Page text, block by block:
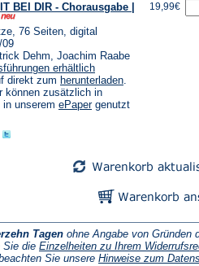
BEI DIR - Chorausgabe |
76 Seiten, digital
09
Dehm, Joachim Raabe
erhältlich
direkt zum herunterladen(Öffnet
einem
.
können zusätzlich in
in unserem ePaper(Öffnet
genutzt
19,99€
Tagen ohne Angabe von Gründen
Sie die Einzelheiten zu Ihrem
Sie unsere Hinweise zum